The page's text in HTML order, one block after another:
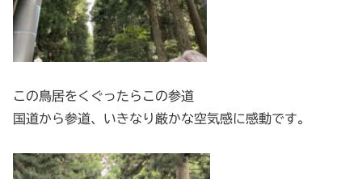
この鳥居をくぐったらこの参道
国道から参道、いきなり厳かな空気感に感動です。